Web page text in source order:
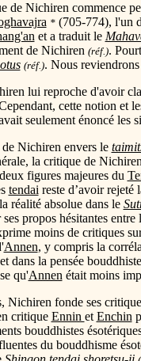
de Nichiren commence
*(705-774), l'un
et a traduit le
de Nichiren (réf.).
(réf.). Nous
lui reproche d'avoir
cette notion et
seulement énoncé les
Nichiren envers le
la critique de
figures majeures du
tendai reste d’avoir rejeté
réalité absolue dans le
ses propos hésitantes entre
moins de critiques
Annen, y compris la
dans la pensée
qu'Annen était moins
Nichiren fonde ses
critique Ennin et Enchin
bouddhistes
du bouddhisme